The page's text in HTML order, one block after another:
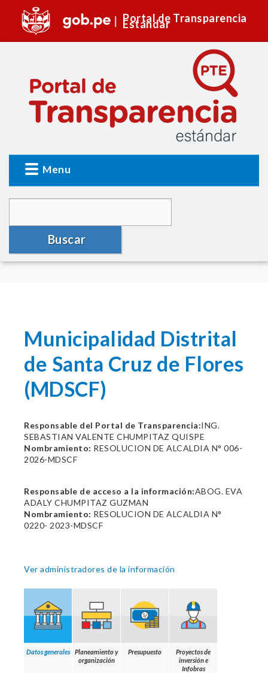
Portal de Transparencia
Estándar
Menu
Buscar
Municipalidad Distrital
de Santa Cruz de Flores
(MDSCF)
Responsable del Portal de Transparencia:ING.
SEBASTIAN VALENTE CHUMPITAZ QUISPE
Nombramiento: RESOLUCION DE ALCALDIA N° 006-
2026-MDSCF
Responsable de acceso a la información:ABOG. EVA
ADALY CHUMPITAZ GUZMAN
Nombramiento: RESOLUCION DE ALCALDIA N°
0220- 2023-MDSCF
Ver administradores de la información
Datos generales
Planeamiento y
organización
Presupuesto
Proyectos de
inversión e
Infobras